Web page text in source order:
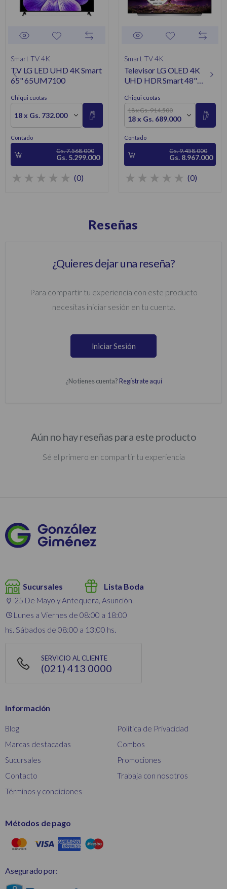
Smart TV 4K
TV LG LED UHD 4K Smart
65" 65UM7100
Chiqui cuotas
18 x Gs. 732.000
Contado
Gs. 7.568.000
Gs. 5.299.000
(0)
Smart TV 4K
Televisor LG OLED 4K
UHD HDR Smart 48"
Chiqui cuotas
18 x Gs. 914.500
18 x Gs. 689.000
Contado
Gs. 9.458.000
Gs. 8.967.000
(0)
Reseñas
¿Quieres dejar una reseña?
Para compartir tu experiencia con este producto
necesitas iniciar sesión en tu cuenta.
Iniciar Sesión
¿No tienes cuenta? Regístrate aquí
Aún no hay reseñas para este producto
Sé el primero en compartir tu experiencia
Sucursales Lista Boda
25 De Mayo y Antequera, Asunción.
Lunes a Viernes de 08:00 a 18:00
hs. Sábados de 08:00 a 13:00 hs.
SERVICIO AL CLIENTE
(021) 413 0000
Información
Blog
Marcas destacadas
Sucursales
Contacto
Términos y condiciones
Política de Privacidad
Combos
Promociones
Trabaja con nosotros
Métodos de pago
Asegurado por: